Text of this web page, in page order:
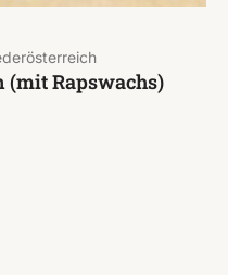
(mit Rapswachs)